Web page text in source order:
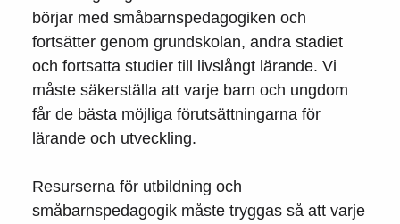
börjar med småbarnspedagogiken och
fortsätter genom grundskolan, andra stadiet
och fortsatta studier till livslångt lärande. Vi
måste säkerställa att varje barn och ungdom
får de bästa möjliga förutsättningarna för
lärande och utveckling.
Resurserna för utbildning och
småbarnspedagogik måste tryggas så att varje